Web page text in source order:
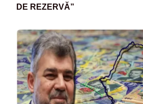
DE REZERVĂ”